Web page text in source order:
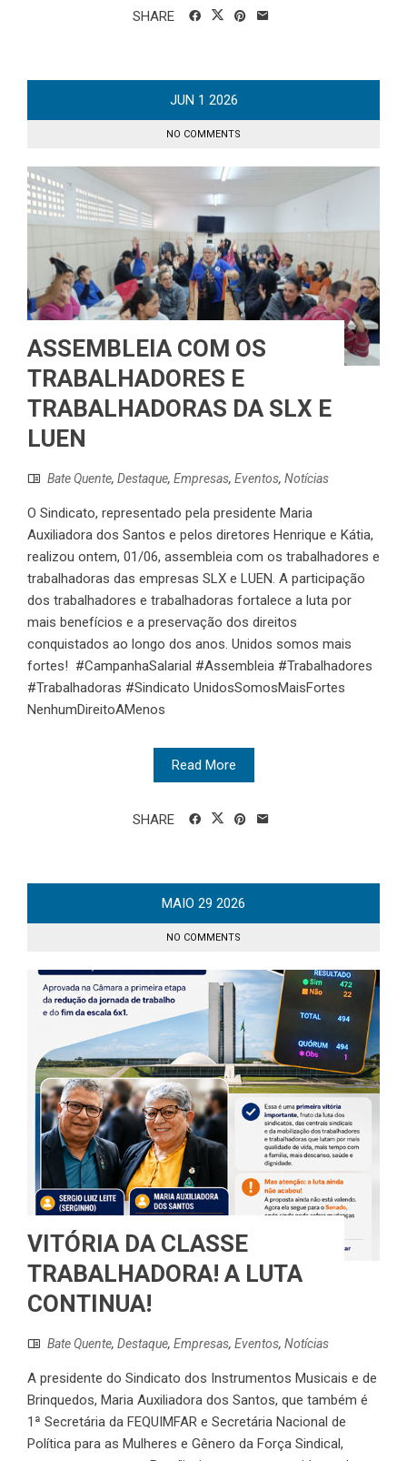
SHARE
JUN 1 2026
NO COMMENTS
ASSEMBLEIA COM OS
TRABALHADORES E
TRABALHADORAS DA SLX E
LUEN
Bate Quente, Destaque, Empresas, Eventos, Notícias
O Sindicato, representado pela presidente Maria
Auxiliadora dos Santos e pelos diretores Henrique e Kátia,
realizou ontem, 01/06, assembleia com os trabalhadores e
trabalhadoras das empresas SLX e LUEN. A participação
dos trabalhadores e trabalhadoras fortalece a luta por
mais benefícios e a preservação dos direitos
conquistados ao longo dos anos. Unidos somos mais
fortes! #CampanhaSalarial #Assembleia #Trabalhadores
#Trabalhadoras #Sindicato UnidosSomosMaisFortes
NenhumDireitoAMenos
Read More
SHARE
MAIO 29 2026
NO COMMENTS
VITÓRIA DA CLASSE
TRABALHADORA! A LUTA
CONTINUA!
Bate Quente, Destaque, Empresas, Eventos, Notícias
A presidente do Sindicato dos Instrumentos Musicais e de
Brinquedos, Maria Auxiliadora dos Santos, que também é
1ª Secretária da FEQUIMFAR e Secretária Nacional de
Política para as Mulheres e Gênero da Força Sindical,